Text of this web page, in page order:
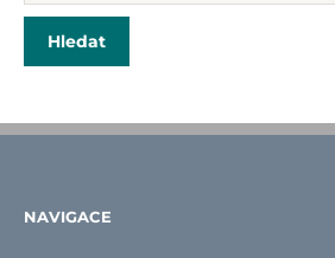
NAVIGACE